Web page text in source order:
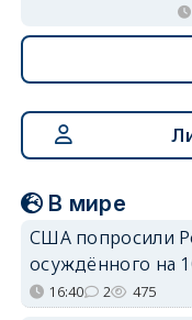
В мире
США попросили
осуждённого на
16:40 2 475